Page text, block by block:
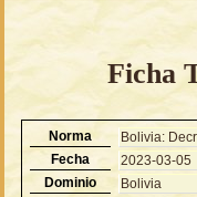
Ficha
Norma
Bolivia:
Fecha
2023-03-05
Dominio
Bolivia